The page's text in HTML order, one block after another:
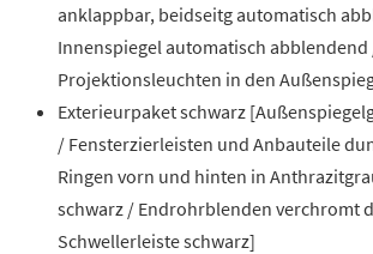
anklappbar, beidseitg automatisch
Innenspiegel automatisch abblendend
Projektionsleuchten in den
Exterieurpaket schwarz
/ Fensterzierleisten und Anbauteile
Ringen vorn und hinten in
schwarz / Endrohrblenden verchromt
Schwellerleiste schwarz]